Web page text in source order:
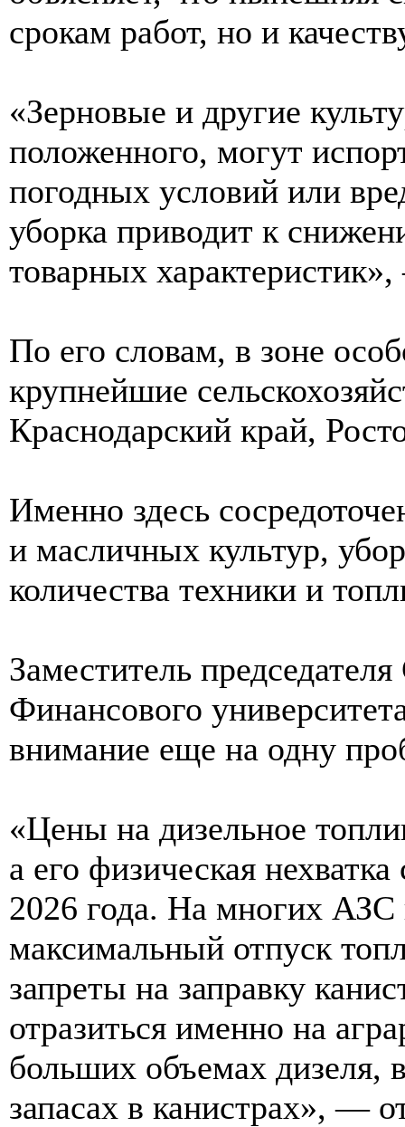
срокам работ, но и
«Зерновые и другие
положенного, могут
погодных условий или
уборка приводит к
товарных
По его словам, в зоне
крупнейшие
Краснодарский край,
Именно здесь
и масличных культур,
количества техники и
Заместитель
Финансового
внимание еще на одну
«Цены на дизельное
а его физическая
2026 года. На многих АЗС
максимальный отпуск
запреты на заправку
отразиться именно на
больших объемах дизеля,
запасах в канистрах», —